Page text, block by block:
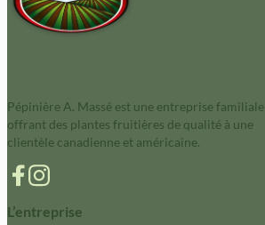
Pépinière A. Massé est une entreprise familiale
offrant des plantes fruitières de qualité à une
clientèle canadienne et américaine.
L’entreprise